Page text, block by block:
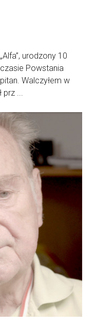
urodzony 10
Powstania
Walczyłem w
prz ...